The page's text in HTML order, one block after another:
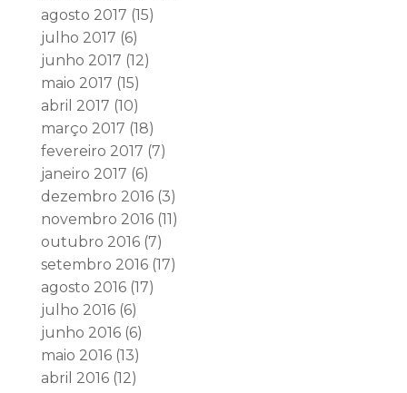
agosto 2017 (15)
julho 2017 (6)
junho 2017 (12)
maio 2017 (15)
abril 2017 (10)
março 2017 (18)
fevereiro 2017 (7)
janeiro 2017 (6)
dezembro 2016(3)
novembro 2016(11)
outubro 2016(7)
setembro 2016(17)
agosto 2016(17)
julho 2016(6)
junho 2016(6)
maio 2016(13)
abril 2016(12)